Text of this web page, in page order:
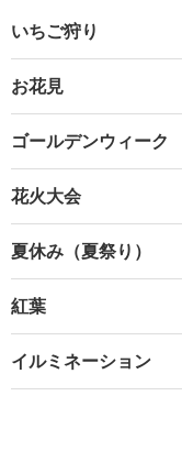
いちご狩り
お花見
ゴールデンウィーク
花火大会
夏休み（夏祭り）
紅葉
イルミネーション